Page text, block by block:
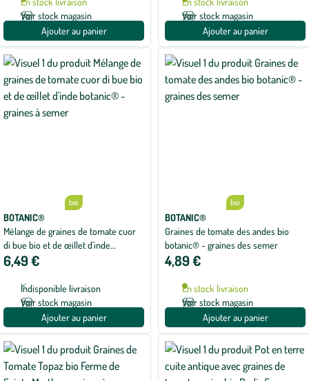
Voir stock magasin
Ajouter au panier
Voir stock magasin
Ajouter au panier
bio
BOTANIC®
Mélange de graines de tomate cuor
di bue bio et de œillet d'inde
botanic® - graines à semer
6,49 €
Indisponible livraison
Voir stock magasin
Ajouter au panier
bio
BOTANIC®
Graines de tomate des andes bio
botanic® - graines des semer
4,89 €
En stock livraison
Voir stock magasin
Ajouter au panier